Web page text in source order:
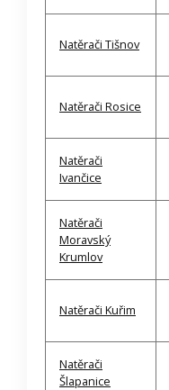
Natěrači Tišnov
Natěrači Rosice
Natěrači
Ivančice
Natěrači
Moravský
Krumlov
Natěrači Kuřim
Natěrači
Šlapanice